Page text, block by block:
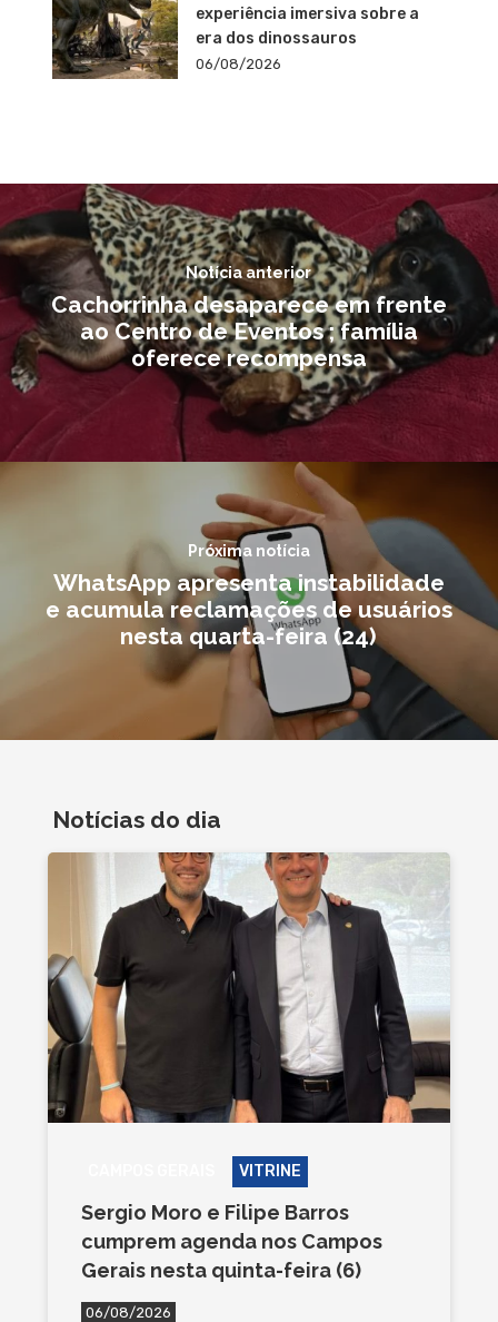
experiência imersiva sobre a
era dos dinossauros
06/08/2026
Notícia anterior
Cachorrinha desaparece em frente
ao Centro de Eventos ; família
oferece recompensa
Próxima notícia
WhatsApp apresenta instabilidade
e acumula reclamações de usuários
nesta quarta-feira (24)
Notícias do dia
VITRINE
Sergio Moro e Filipe Barros
cumprem agenda nos Campos
Gerais nesta quinta-feira (6)
06/08/2026